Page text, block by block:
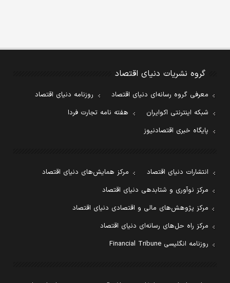
گروه نشریات دنیای اقتصاد
معرفی گروه رسانه‌ای دنیای اقتصاد
روزنامه دنیای اقتصاد
شبکه اینترنتی اکوایران
هفته نامه تجارت فردا
پایگاه خبری اقتصادنیوز
انتشارات دنیای اقتصاد
مرکز همایش‌های دنیای اقتصاد
مرکز نوآوری و شتابدهی دنیای اقتصاد
مرکز پژوهش‌های مالی و اقتصادی دنیای اقتصاد
مرکز راه حل‌های رسانه‌ای دنیای اقتصاد
روزنامه انگلیسی Financial Tribune